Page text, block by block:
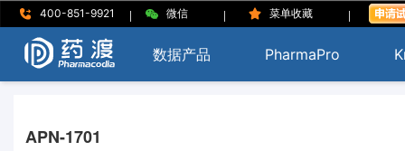
400-851-9921 | 微信 | 菜单收藏 |
数据产品 PharmaPro
APN-1701